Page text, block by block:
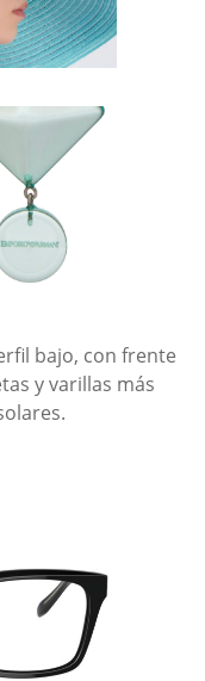
bajo, con frente
y varillas más